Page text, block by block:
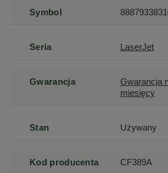
Symbol
Seria LaserJet
Gwarancja
Gwarancja
miesięcy
Stan Używany
Kod producenta CF389A